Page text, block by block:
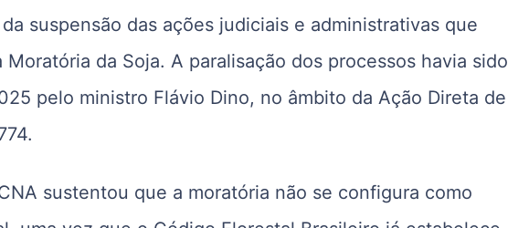
suspensão das ações judiciais e administrativas que
da Soja. A paralisação dos processos havia sido
pelo ministro Flávio Dino, no âmbito da Ação Direta de
sustentou que a moratória não se configura como